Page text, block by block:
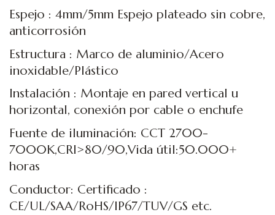
Espejo : 4mm/5mm Espejo plateado sin cobre,
anticorrosión
Estructura : Marco de aluminio/Acero
inoxidable/Plástico
Instalación : Montaje en pared vertical u
horizontal, conexión por cable o enchufe
Fuente de iluminación: CCT 2700-
7000K,CRI>80/90,Vida útil:50.000+
horas
Conductor: Certificado :
CE/UL/SAA/RoHS/IP67/TUV/GS etc.